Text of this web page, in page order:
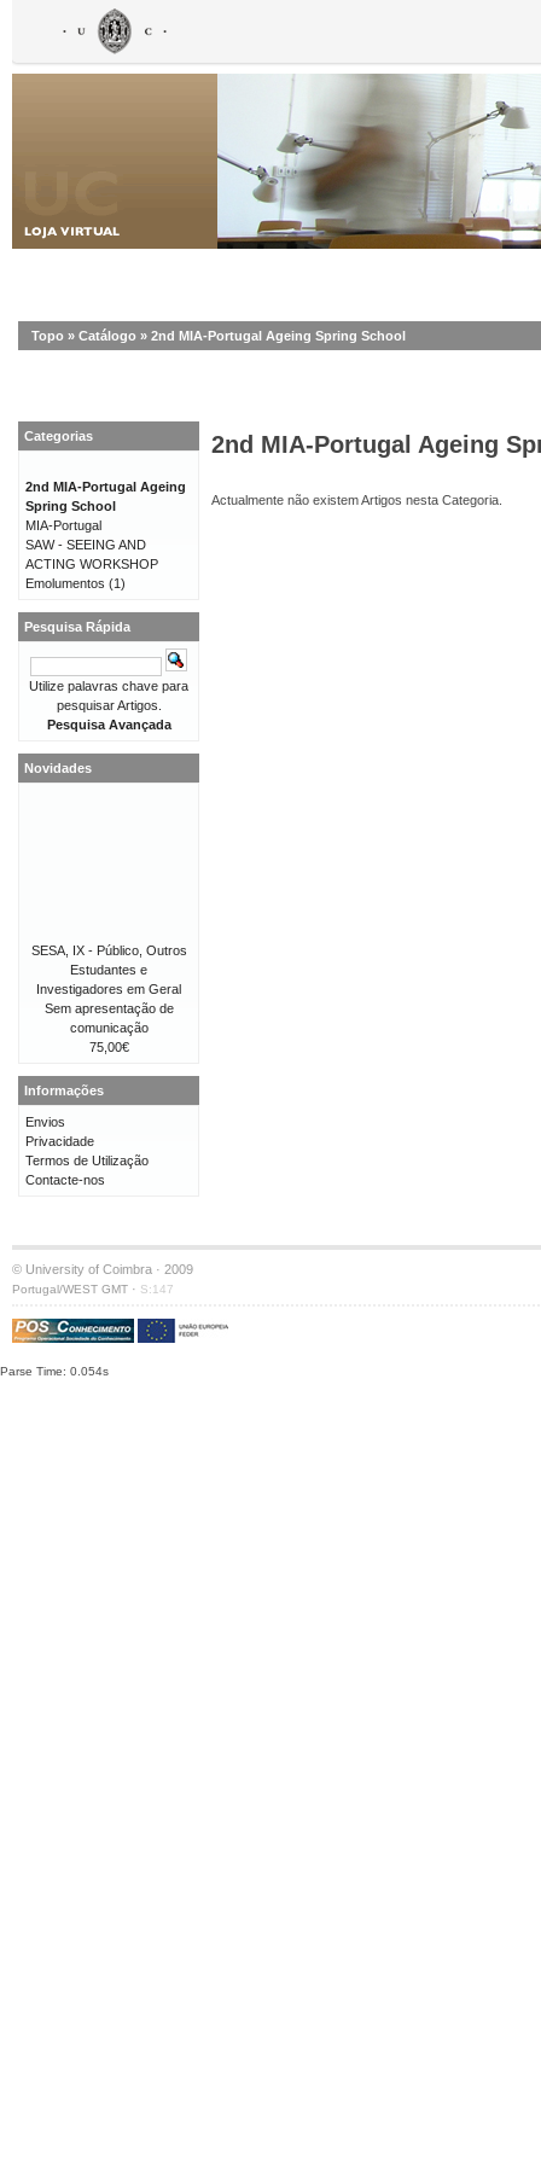
Topo » Catálogo » 2nd MIA-Portugal Ageing Spring School
2nd MIA-Portugal Ageing
Actualmente não existem Artigos nesta Categoria.
Categorias
2nd MIA-Portugal Ageing
Spring School
MIA-Portugal
SAW - SEEING AND
ACTING WORKSHOP
Emolumentos (1)
Pesquisa Rápida
Utilize palavras chave para
pesquisar Artigos.
Pesquisa Avançada
Novidades
SESA, IX - Público, Outros
Estudantes e
Investigadores em Geral
Sem apresentação de
comunicação
75,00€
Informações
Envios
Privacidade
Termos de Utilização
Contacte-nos
© University of Coimbra · 2009
Portugal/WEST GMT · S:147
Parse Time: 0.054s